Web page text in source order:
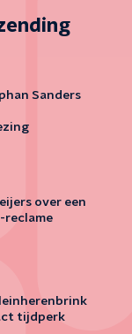
Sanders
over een
reclame
tijdperk